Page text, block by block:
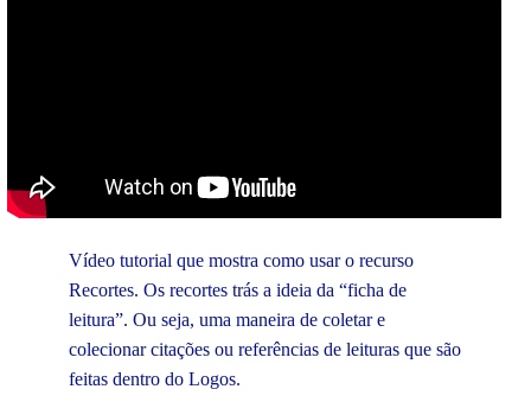
Vídeo tutorial que mostra como usar o recurso
Recortes. Os recortes trás a ideia da “ficha de
leitura”. Ou seja, uma maneira de coletar e
colecionar citações ou referências de leituras que são
feitas dentro do Logos.